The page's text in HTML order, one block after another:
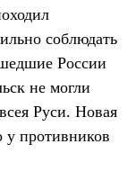
соблюдать
России
не могли
Руси. Новая
у противников